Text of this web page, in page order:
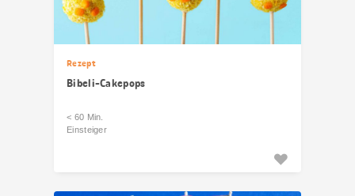
Rezept
Bibeli-Cakepops
< 60 Min.
Einsteiger